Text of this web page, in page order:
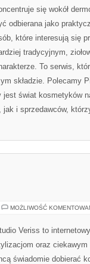
się wokół
odbierana jako
które interesują się
tradycyjnym,
To serwis,
składzie. Polecamy
jest świat kosmetyków
i sprzedawców,
MOŻLIWOŚĆ
Veriss to
oraz ciekawym
świadomie dobierać